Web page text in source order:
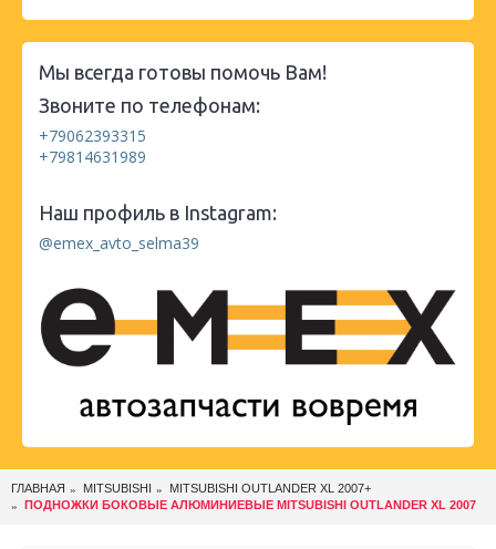
Мы всегда готовы помочь Вам!
Звоните по телефонам:
+79062393315
+79814631989
Наш профиль в Instagram:
@emex_avto_selma39
ГЛАВНАЯ MITSUBISHI
MITSUBISHI OUTLANDER XL 2007+
ПОДНОЖКИ БОКОВЫЕ АЛЮМИНИЕВЫЕ MITSUBISHI OUTLANDER XL 2007